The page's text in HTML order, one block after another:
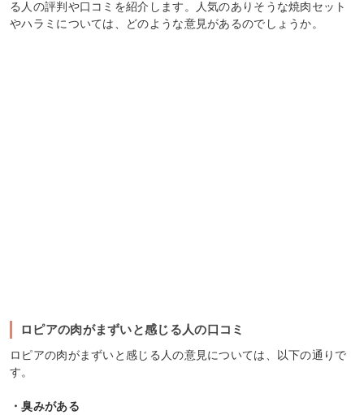
る人の評判や口コミを紹介します。人気のありそうな焼肉セット
やハラミについては、どのような意見があるのでしょうか。
ロピアの肉がまずいと感じる人の口コミ
ロピアの肉がまずいと感じる人の意見については、以下の通りで
す。
・臭みがある